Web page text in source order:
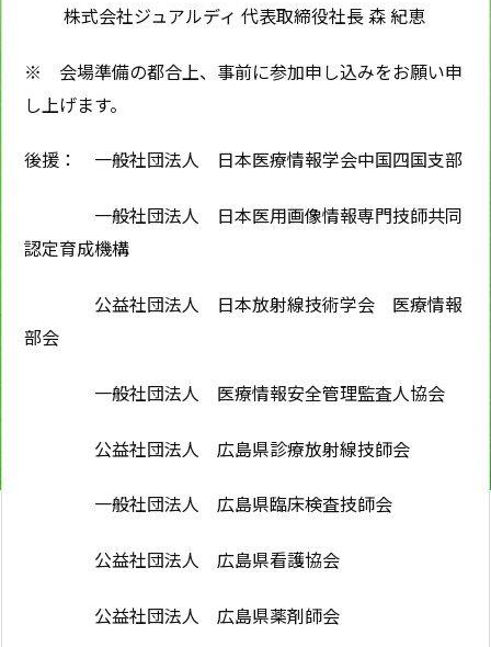
株式会社ジュアルディ 代表取締役社長 森 紀恵
※ 会場準備の都合上、事前に参加申し込みをお願い申
し上げます。
後援： 一般社団法人 日本医療情報学会中国四国支部
一般社団法人 日本医用画像情報専門技師共同
認定育成機構
公益社団法人 日本放射線技術学会 医療情報
部会
一般社団法人 医療情報安全管理監査人協会
公益社団法人 広島県診療放射線技師会
一般社団法人 広島県臨床検査技師会
公益社団法人 広島県看護協会
公益社団法人 広島県薬剤師会